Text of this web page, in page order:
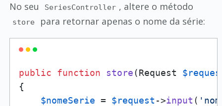
No seu
SeriesController , altere o método
store para retornar apenas o nome da série:
public function store(Request
{
$nomeSerie = $request ->input (